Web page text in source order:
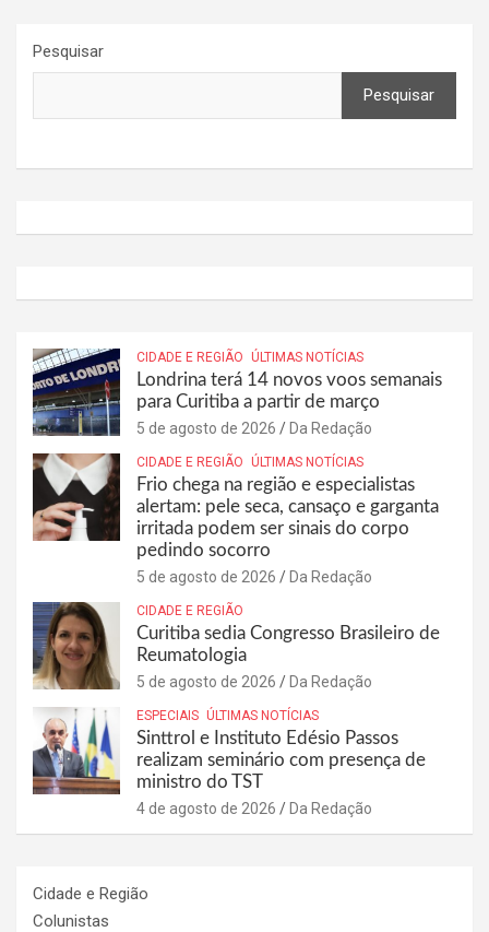
Pesquisar
Pesquisar
CIDADE E REGIÃO ÚLTIMAS NOTÍCIAS
Londrina terá 14 novos voos semanais
para Curitiba a partir de março
5 de agosto de 2026 Da Redação
CIDADE E REGIÃO ÚLTIMAS NOTÍCIAS
Frio chega na região e especialistas
alertam: pele seca, cansaço e garganta
irritada podem ser sinais do corpo
pedindo socorro
5 de agosto de 2026 Da Redação
CIDADE E REGIÃO
Curitiba sedia Congresso Brasileiro de
Reumatologia
5 de agosto de 2026 Da Redação
ESPECIAIS ÚLTIMAS NOTÍCIAS
Sinttrol e Instituto Edésio Passos
realizam seminário com presença de
ministro do TST
4 de agosto de 2026 Da Redação
Cidade e Região
Colunistas